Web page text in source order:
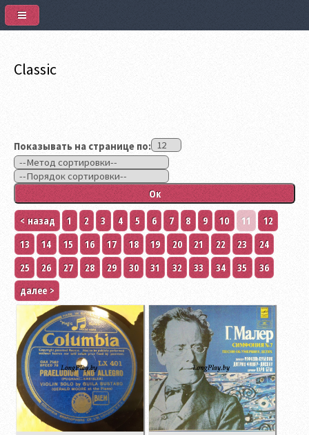
Classic
Показывать на странице по:
< назад 1 2 3 4 5 6 7 8 9 10 11
12
13
14 15 16 17 18 19 20 21 22 23
24
25
26 27 28 29 30 31 32 33 34 35
36
далее >